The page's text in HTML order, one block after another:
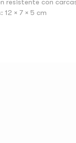
resistente con
12 × 7 × 5 cm